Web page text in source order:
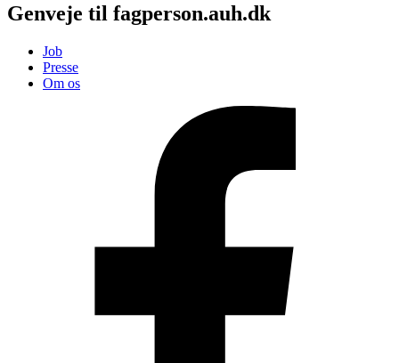
Genveje til fagperson.auh.dk
Job
Presse
Om os